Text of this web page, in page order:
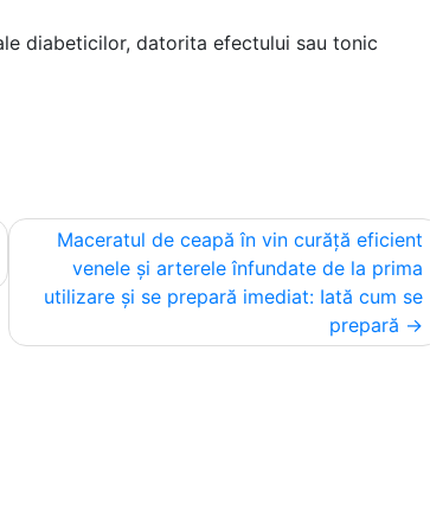
diabeticilor, datorita efectului sau tonic
Maceratul de ceapă în vin curăță eficient
venele și arterele înfundate de la prima
utilizare și se prepară imediat: Iată cum se
prepară